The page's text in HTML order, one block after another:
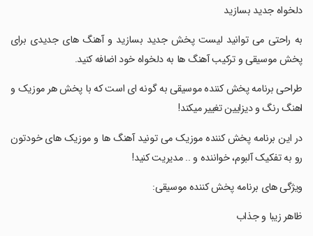
دلخواه جدید بسازید
‏به راحتی می توانید لیست پخش جدید بسازید و آهنگ های جدیدی برای
پخش موسیقی و ترکیب آهنگ ها به دلخواه خود اضافه کنید.
‏طراحی برنامه پخش کننده موسیقی به گونه ای است که با پخش هر موزیک و
اهنگ رنگ و دیزایین تغییر میکند!
‏در این برنامه پخش کننده موزیک می تونید آهنگ ها و موزیک های خودتون
رو به تفکیک آلبوم، خواننده و .. مدیریت کنید!
‏ویژگی های برنامه پخش کننده موسیقی:
‏ظاهر زیبا و جذاب